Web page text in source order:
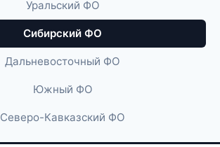
Уральский ФО
Сибирский ФО
Дальневосточный ФО
Южный ФО
Северо-Кавказский ФО